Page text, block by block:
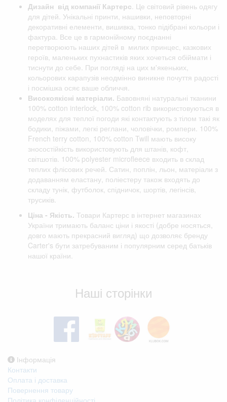
Дизайн від компанії Картерс . Це світовий рівень одягу
для дітей. Унікальні принти, нашивки, неповторні
декоративні елементи, вишивка, тонко підібрані кольори і
фактура. Все це в гармонійному поєднанні
перетворюють наших дітей в милих принцес, казкових
героїв, маленьких пухнастиків яких хочеться обіймати і
тиснути до себе. При погляді на цих м'якеньких,
кольорових карапузів неодмінно виникне почуття радості
і посмішка осяє ваше обличчя.
Високоякісні матеріали. Бавовняні натуральні тканини
100% cotton interlock, 100% cotton rib використовуються в
моделях для теплої погоди які контактують з тілом такі як
бодики, піжами, легкі реглани, чоловічки, ромпери. 100%
French terry cotton, 100% cotton Twill мають високу
зносостійкість використовують для штанів, кофт,
світшотів. 100% polyester microfleece входить в склад
теплих флісових речей. Сатин, поплін, льон, матеріали з
додаванням еластану, поліестеру також входять до
складу тунік, футболок, спідничок, шортів, легінсів,
трусиків.
Ціна - Якість. Товари Картерс в інтернет магазинах
України тримають баланс ціни і якості (добре носяться,
довго мають прекрасний вигляд) що дозволяє бренду
Carter's бути затребуваним і популярним серед батьків
нашої країни.
Наші сторінки
Інформація
Контакти
Оплата і доставка
Повернення товару
Політика конфіденційності